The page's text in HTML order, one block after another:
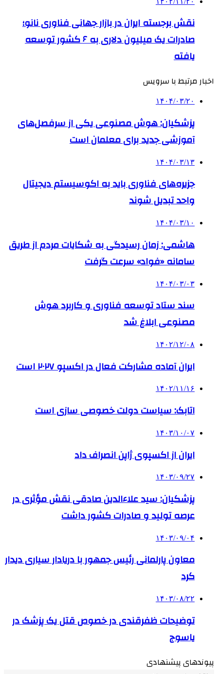
نقش برجسته ایران در بازار جهانی فناوری نانو؛
صادرات یک‌ میلیون دلاری به ۶ کشور توسعه
یافته
اخبار مرتبط با سرویس
۱۴۰۴/۰۳/۲۰
پزشکیان: هوش مصنوعی یکی از سرفصل‌های
آموزشی جدید برای معلمان است
۱۴۰۴/۰۳/۱۳
جزیره‌های فناوری باید به اکوسیستم دیجیتال
واحد تبدیل شوند
۱۴۰۴/۰۳/۱۰
هاشمی: زمان رسیدگی به شکایات مردم از طریق
سامانه «فواد» سرعت گرفت
۱۴۰۴/۰۳/۰۳
سند ستاد توسعه فناوری و کاربرد هوش
مصنوعی ابلاغ شد
۱۴۰۲/۱۲/۰۸
ایران آماده مشارکت فعال در اکسپو ۲۰۲۷ است
۱۴۰۲/۱۱/۱۶
اتابک: سیاست دولت خصوصی سازی است
۱۴۰۳/۱۰/۰۷
ایران از اکسپوی ژاپن انصراف داد
۱۴۰۳/۰۹/۲۷
پزشکیان: سید علاءالدین صادقی نقش‌ مؤثری در
عرصه تولید و صادرات کشور داشت
۱۴۰۳/۰۹/۰۴
معاون پارلمانی رئیس جمهور با دریادار سیاری دیدار
کرد
۱۴۰۳/۰۸/۲۲
توضیحات ظفرقندی در خصوص قتل یک پزشک در
یاسوج
پیوندهای پیشنهادی